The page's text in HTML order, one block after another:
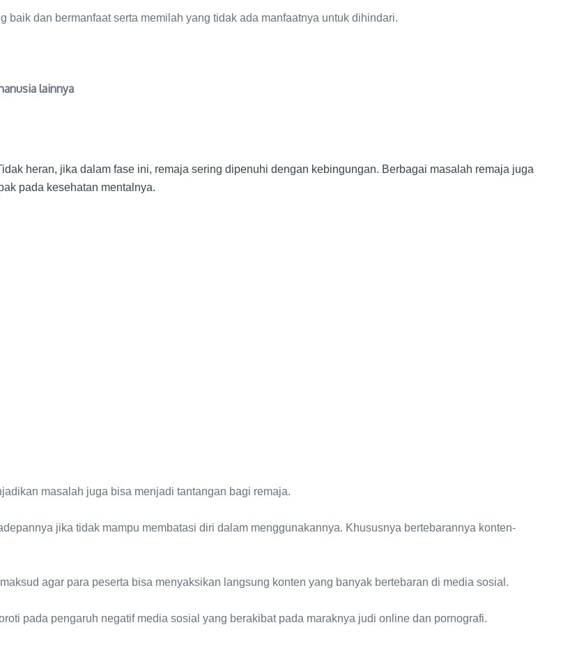
dan bermanfaat serta memilah yang tidak ada manfaatnya untuk dihindari.
lainnya
heran, jika dalam fase ini, remaja sering dipenuhi dengan kebingungan. Berbagai masalah remaja juga
pada kesehatan mentalnya.
masalah juga bisa menjadi tantangan bagi remaja.
jika tidak mampu membatasi diri dalam menggunakannya. Khususnya bertebarannya konten-
agar para peserta bisa menyaksikan langsung konten yang banyak bertebaran di media sosial.
pada pengaruh negatif media sosial yang berakibat pada maraknya judi online dan pornografi.